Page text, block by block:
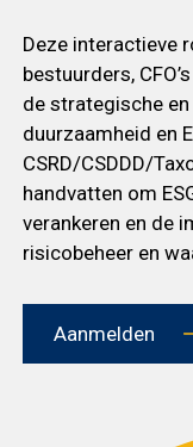
Deze interactieve
bestuurders,
de strategische
duurzaamheid en
CSRD/CSDDD/
handvatten om
verankeren en de
risicobeheer en
Aanmelden